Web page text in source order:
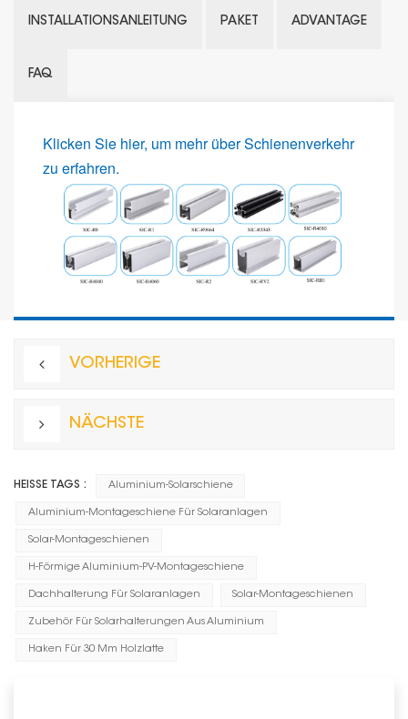
INSTALLATIONSANLEITUNG PAKET ADVANTAGE
FAQ
Klicken Sie hier, um mehr über Schienenverkehr
zu erfahren.
VORHERIGE
NÄCHSTE
HEISSE TAGS : Aluminium-Solarschiene
Aluminium-Montageschiene Für Solaranlagen
Solar-Montageschienen
H-Förmige Aluminium-PV-Montageschiene
Dachhalterung Für Solaranlagen Solar-Montageschienen
Zubehör Für Solarhalterungen Aus Aluminium
Haken Für 30 Mm Holzlatte